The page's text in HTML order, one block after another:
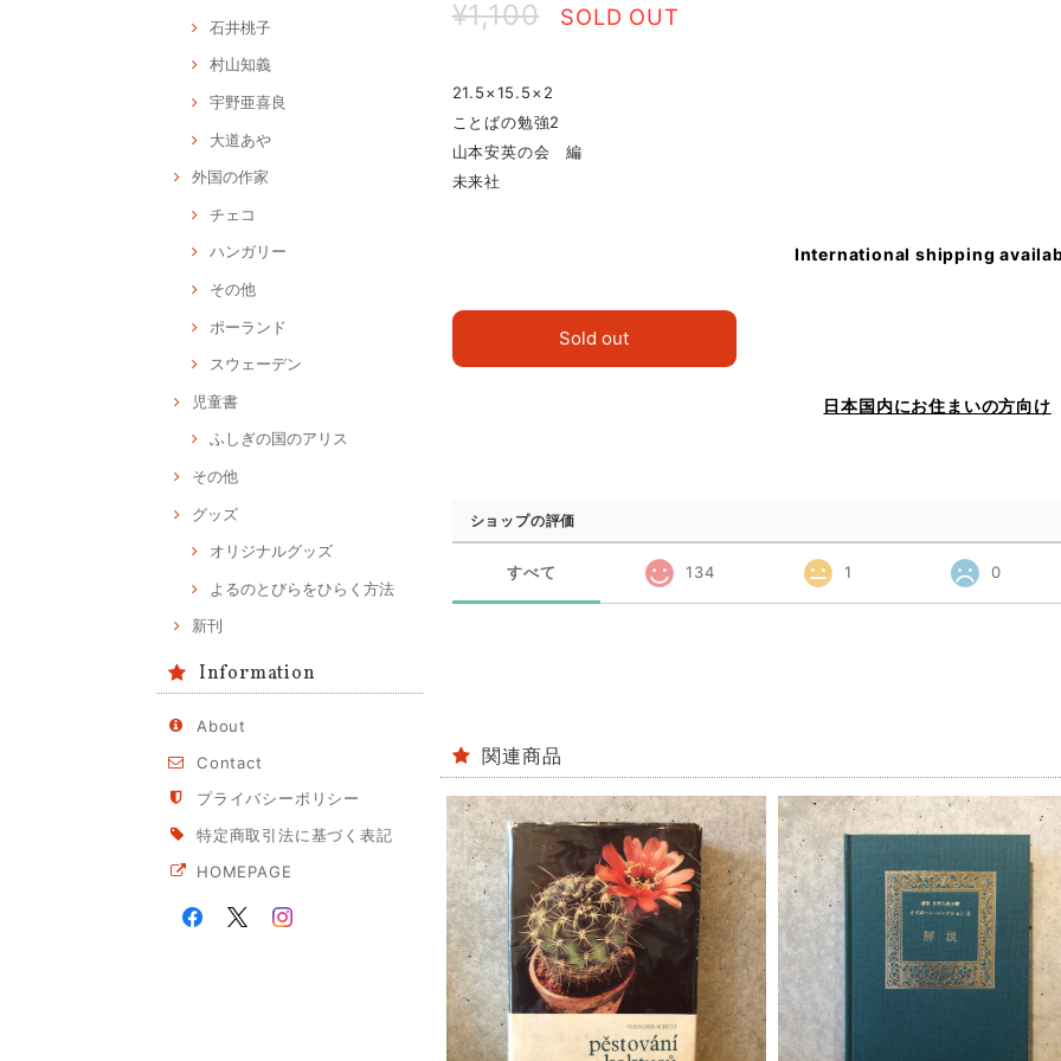
石井桃子
村山知義
宇野亜喜良
大道あや
外国の作家
チェコ
ハンガリー
その他
ポーランド
スウェーデン
児童書
ふしぎの国のアリス
その他
グッズ
オリジナルグッズ
よるのとびらをひらく方法
新刊
Information
About
Contact
プライバシーポリシー
特定商取引法に基づく表記
HOMEPAGE
¥1,100 SOLD OUT
21.5×15.5×2
ことばの勉強2
山本安英の会 編
未来社
International shipping
Sold out
日本国内にお住まいの方向け
ショップの評価
すべて 134 1 0
関連商品